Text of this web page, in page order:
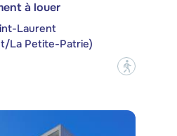
à louer
Laurent
La Petite-Patrie)
?